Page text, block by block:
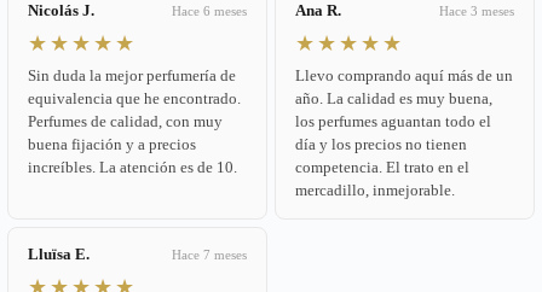
Nicolás J. Hace 6 meses
★★★★★
Sin duda la mejor perfumería de
equivalencia que he encontrado.
Perfumes de calidad, con muy
buena fijación y a precios
increíbles. La atención es de 10.
Ana R. Hace 3 meses
★★★★★
Llevo comprando aquí más de un
año. La calidad es muy buena,
los perfumes aguantan todo el
día y los precios no tienen
competencia. El trato en el
mercadillo, inmejorable.
Lluïsa E. Hace 7 meses